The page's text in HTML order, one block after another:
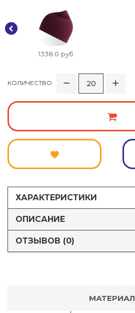
1338.0 руб
КОЛИЧЕСТВО
ХАРАКТЕРИСТИКИ
ОПИСАНИЕ
ОТЗЫВОВ (0)
МАТЕРИАЛ